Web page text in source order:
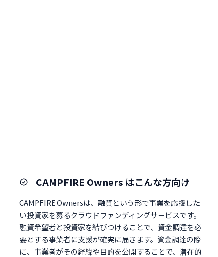
CAMPFIRE Owners はこんな方向け
CAMPFIRE Ownersは、融資という形で事業を応援した
い投資家を募るクラウドファンディングサービスです。
融資希望者と投資家を結びつけることで、資金調達を必
要とする事業者に支援が確実に届きます。資金調達の際
に、事業者がその経緯や目的を公開することで、潜在的